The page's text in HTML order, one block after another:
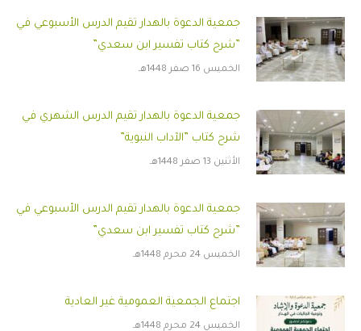
جمعية الدعوة بالهدار تقيم الدرس الأسبوعي في
”شرح كتاب تفسير ابن سعدي”
الخميس 16 صفر 1448هـ
جمعية الدعوة بالهدار تقيم الدرس الشهري في
شرح كتاب ”الآداب النبوية”
الأثنين 13 صفر 1448هـ
جمعية الدعوة بالهدار تقيم الدرس الأسبوعي في
”شرح كتاب تفسير ابن سعدي”
الخميس 24 محرم 1448هـ
اجتماع الجمعية العمومية غير العادية
الخميس 24 محرم 1448هـ